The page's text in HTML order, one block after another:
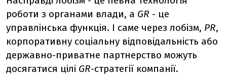
роботи з органами влади, а GR - це
управлінська функція. І саме через лобізм, PR,
корпоративну соціальну відповідальність або
державно-приватне партнерство можуть
досягатися цілі GR-стратегії компанії.